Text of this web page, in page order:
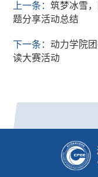
上一条：筑梦冰雪
题分享活动总结
下一条：动力学院
读大赛活动